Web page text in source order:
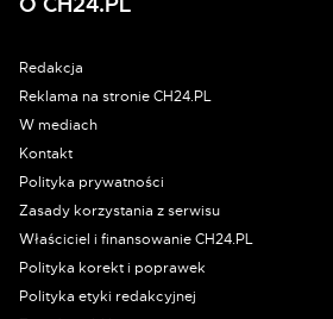
O CH24.PL
Redakcja
Reklama na stronie CH24.PL
W mediach
Kontakt
Polityka prywatności
Zasady korzystania z serwisu
Właściciel i finansowanie CH24.PL
Polityka korekt i poprawek
Polityka etyki redakcyjnej